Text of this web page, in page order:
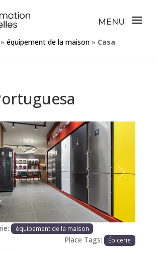
» équipement de la maison » Casa
Prochaine
équipement de la maison
Place Tags: Épicerie